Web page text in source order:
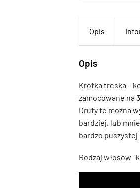
Opis
Opis
Krótka treska –
zamocowane na
Druty te można
bardziej, lub
bardzo puszystej
Rodzaj włosów-